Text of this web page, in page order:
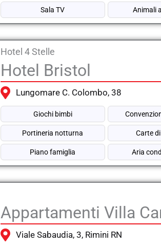
Sala TV Animali
Hotel 4 Stelle
Hotel Bristol
Lungomare C. Colombo, 38
Giochi bimbi
Portineria notturna Carte
Piano famiglia Aria
Appartamenti Villa
Viale Sabaudia, 3, Rimini RN